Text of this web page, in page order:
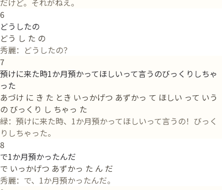
6
どうしたの
どう し た の
秀麗：どうしたの？
7
預けに来た時1か月預かってほしいって言うのびっくりしちゃ
った
あづけ に き た とき いっかげつ あずかっ て ほしい って いう
の びっくり し ちゃっ た
緑：預けに来た時、1か月預かってほしいって言うの！びっく
りしちゃった。
8
で1か月預かったんだ
で いっかげつ あずかっ た ん だ
秀麗：で、1か月預かったんだ。